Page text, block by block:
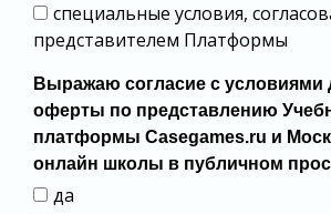
специальные условия,
представителем Платформы
Выражаю согласие с условиями
оферты по представлению
платформы Casegames.ru и
онлайн школы в публичном
да